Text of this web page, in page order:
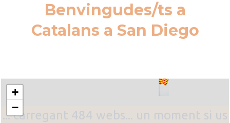
Benvingudes/ts a
Catalans a San Diego
... carregant 484 webs... un moment si us
+
−